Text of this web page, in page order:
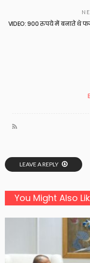
VIDEO: 900 रुपये में बनाते थे
LEAVE A REPLY
You Might Also